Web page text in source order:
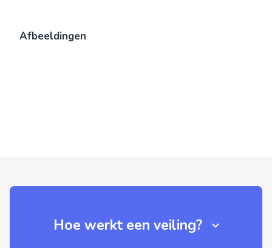
Afbeeldingen
Hoe werkt een veiling?